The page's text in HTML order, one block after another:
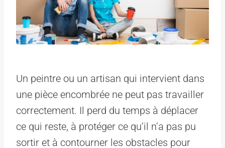
Un peintre ou un artisan qui intervient dans
une pièce encombrée ne peut pas travailler
correctement. Il perd du temps à déplacer
ce qui reste, à protéger ce qu’il n’a pas pu
sortir et à contourner les obstacles pour